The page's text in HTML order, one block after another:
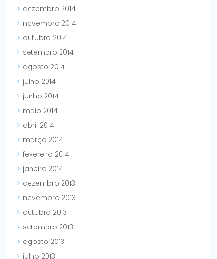
dezembro 2014
novembro 2014
outubro 2014
setembro 2014
agosto 2014
julho 2014
junho 2014
maio 2014
abril 2014
março 2014
fevereiro 2014
janeiro 2014
dezembro 2013
novembro 2013
outubro 2013
setembro 2013
agosto 2013
julho 2013